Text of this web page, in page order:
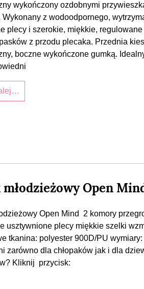
wykończony ozdobnymi
z wodoodpornego,
plecy i szerokie, miękkie,
z przodu plecaka. Przednia
boczne wykończone gumką.
młodzieżowy Open
Open Mind 2 komory
usztywnione plecy miękkie szelki
tkanina: polyester 900D/PU
zarówno dla chłopaków jak i dla
Kliknij przycisk: